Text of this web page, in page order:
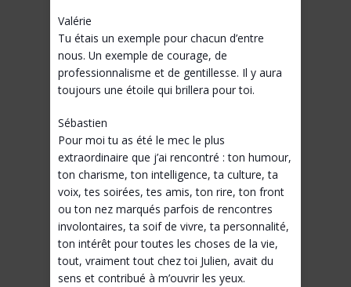
Valérie
Tu étais un exemple pour chacun d’entre
nous. Un exemple de courage, de
professionnalisme et de gentillesse. Il y aura
toujours une étoile qui brillera pour toi.
Sébastien
Pour moi tu as été le mec le plus
extraordinaire que j’ai rencontré : ton humour,
ton charisme, ton intelligence, ta culture, ta
voix, tes soirées, tes amis, ton rire, ton front
ou ton nez marqués parfois de rencontres
involontaires, ta soif de vivre, ta personnalité,
ton intérêt pour toutes les choses de la vie,
tout, vraiment tout chez toi Julien, avait du
sens et contribué à m’ouvrir les yeux.